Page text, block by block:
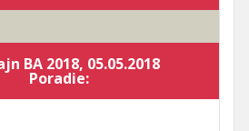
BA 2018, 05.05.2018
Poradie: